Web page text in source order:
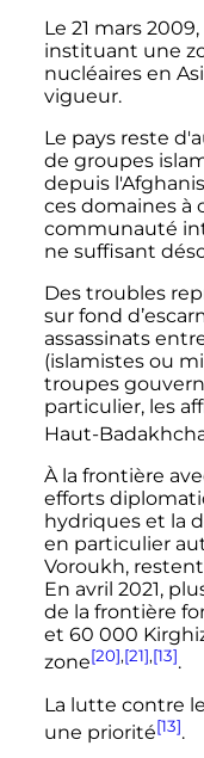
Le 21 mars 2009
instituant une
nucléaires en
vigueur.
Le pays reste
de groupes
depuis
ces domaines à
communauté
ne suffisant
Des troubles
sur fond
assassinats
(islamistes ou
troupes
particulier, les
Haut-
À la frontière
efforts
hydriques et la
en particulier
Voroukh,
En avril 2021,
de la frontière
et 60 000
zone[20],[21],[13].
La lutte contre
une priorité[13].